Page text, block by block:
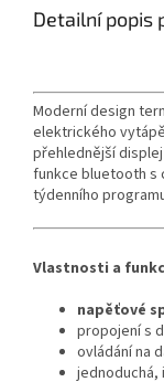
Detailní popis
Moderní design
elektrického
přehlednější
funkce bluetooth s
týdenního
Vlastnosti a
napěťové
propojení s
ovládání na
jednoduchá,